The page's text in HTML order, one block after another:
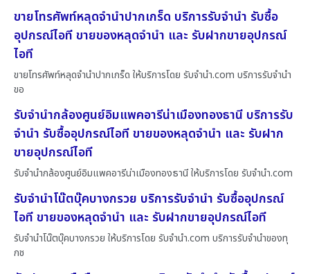
ขายโทรศัพท์หลุดจำนำปากเกร็ด บริการรับจำนำ รับซื้อ
อุปกรณ์ไอที ขายของหลุดจำนำ และ รับฝากขายอุปกรณ์
ไอที
ขายโทรศัพท์หลุดจำนำปากเกร็ด ให้บริการโดย รับจํานํา.com บริการรับจำนำ
ขอ
รับจำนำกล้องศูนย์อิมแพคอารีน่าเมืองทองธานี บริการรับ
จำนำ รับซื้ออุปกรณ์ไอที ขายของหลุดจำนำ และ รับฝาก
ขายอุปกรณ์ไอที
รับจำนำกล้องศูนย์อิมแพคอารีน่าเมืองทองธานี ให้บริการโดย รับจํานํา.com
รับจำนำโน๊ตบุ๊คบางกรวย บริการรับจำนำ รับซื้ออุปกรณ์
ไอที ขายของหลุดจำนำ และ รับฝากขายอุปกรณ์ไอที
รับจำนำโน๊ตบุ๊คบางกรวย ให้บริการโดย รับจํานํา.com บริการรับจำนำของทุ
กช